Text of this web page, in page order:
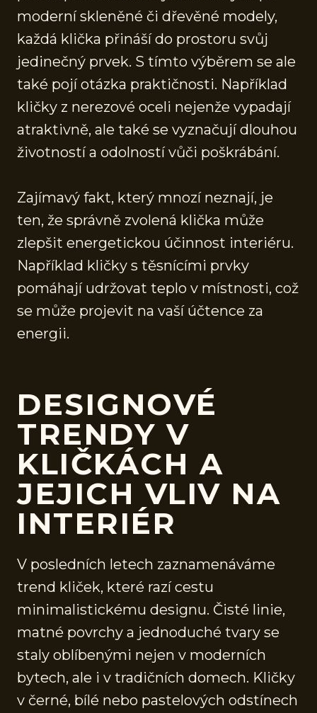
moderní skleněné či dřevěné modely,
každá klička přináší do prostoru svůj
jedinečný prvek. S tímto výběrem se ale
také pojí otázka praktičnosti. Například
kličky z nerezové oceli nejenže vypadají
atraktivně, ale také se vyznačují dlouhou
životností a odolností vůči poškrábání.
Zajímavý fakt, který mnozí neznají, je
ten, že správně zvolená klička může
zlepšit energetickou účinnost interiéru.
Například kličky s těsnícími prvky
pomáhají udržovat teplo v místnosti, což
se může projevit na vaší účtence za
energii.
DESIGNOVÉ
TRENDY V
KLIČKÁCH A
JEJICH VLIV NA
INTERIÉR
V posledních letech zaznamenáváme
trend kliček, které razí cestu
minimalistickému designu. Čisté linie,
matné povrchy a jednoduché tvary se
staly oblíbenými nejen v moderních
bytech, ale i v tradičních domech. Kličky
v černé, bílé nebo pastelových odstínech